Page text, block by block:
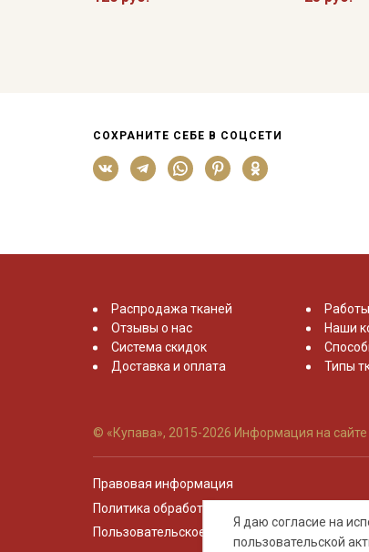
СОХРАНИТЕ СЕБЕ В СОЦСЕТИ
Я даю согласие на
пользовательской
Распродажа тканей
Отзывы о нас
Система скидок
Доставка и оплата
Наши
Типы
© «Купава», 2015-2026 Информация на сайте
Правовая информация
Политика обработки персональных данных
Пользовательское соглашение